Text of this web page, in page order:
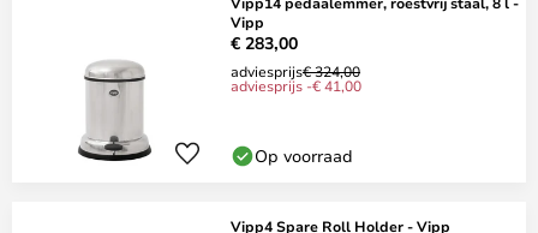
Vipp
€ 283,00
adviesprijs€ 324,00
adviesprijs -€ 41,00
Op voorraad
Vipp4 Spare Roll Holder - Vipp